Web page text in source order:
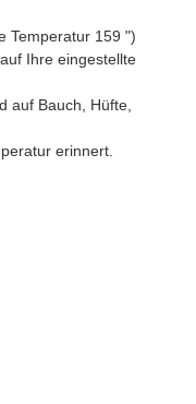
Temperatur 159 ")
Ihre eingestellte
auf Bauch, Hüfte,
erinnert.